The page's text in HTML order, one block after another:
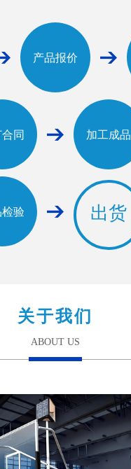
产品报价
同 加工成品
检验 出货
关于我们
ABOUT US